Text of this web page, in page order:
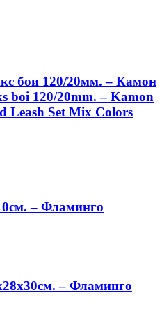
бои 120/20мм. – Камон
boi 120/20mm. – Kamon
Leash Set Mix Colors
– Фламинго
– Фламинго